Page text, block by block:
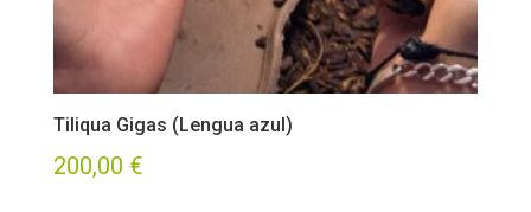
Tiliqua Gigas (Lengua azul)
200,00 €